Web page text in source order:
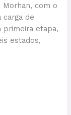
Morhan, com o
carga de
primeira etapa,
estados,